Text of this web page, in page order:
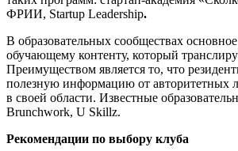
ФРИИ, Startup Leadership.
В образовательных сообществах
обучающему контенту, который
Преимуществом является то, что
полезную информацию от авторитетных
в своей области. Известные
Brunchwork, U Skillz.
Рекомендации по выбору клуба